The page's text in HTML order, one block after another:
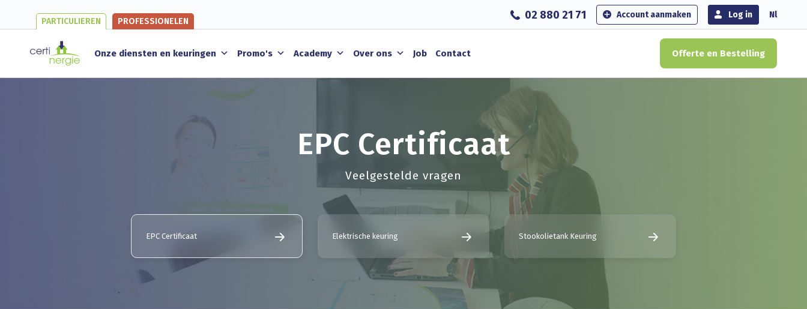
02 880 21 71 Account aanmaken Log in Nl
PARTICULIEREN PROFESSIONELEN
Onze diensten en keuringen Promo's Academy Over ons Job Contact Offerte en Bestelling
EPC Certificaat
Veelgestelde vragen
EPC Certificaat Elektrische keuring Stookolietank Keuring